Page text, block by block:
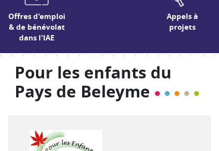
Offres d'emploi
& de bénévolat
dans l'IAE
Appels à
projets
Pour les enfants du
Pays de Beleyme